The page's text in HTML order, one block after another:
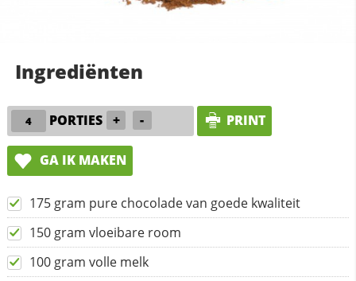
Ingrediënten
PORTIES + - PRINT
GA IK MAKEN
175 gram pure chocolade van goede kwaliteit
150 gram vloeibare room
100 gram volle melk